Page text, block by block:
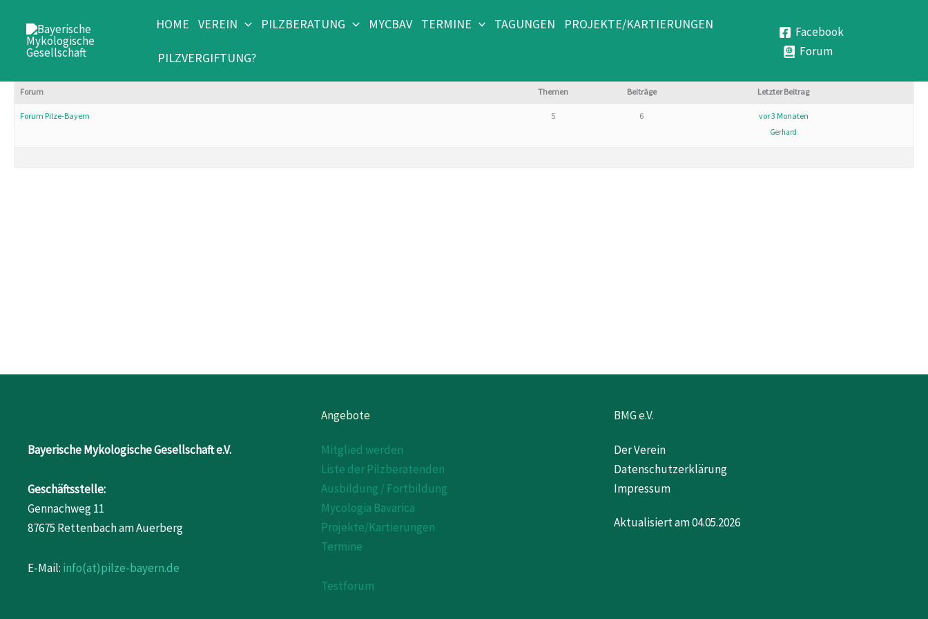
Inhalt
springen
HOME VEREIN PILZBERATUNG MYCBAV TERMINE TAGUNGEN PROJEKTE/KARTIERUNGEN
PILZVERGIFTUNG?
Facebook
Forum
Forum Themen Beiträge Letzter Beitrag
Forum Pilze-Bayern 5 6 vor 3 Monaten
Gerhard
Bayerische Mykologische Gesellschaft e.V.
Geschäftsstelle:
Gennachweg 11
87675 Rettenbach am Auerberg
E-Mail: info(at)pilze-bayern.de
Angebote
Mitglied werden
Liste der Pilzberatenden
Ausbildung / Fortbildung
Mycologia Bavarica
Projekte/Kartierungen
Termine
Testforum
BMG e.V.
Der Verein
Datenschutzerklärung
Impressum
Aktualisiert am 04.05.2026